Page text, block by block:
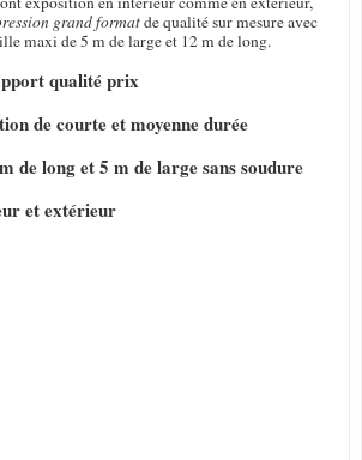
grand formatde qualité sur mesure avec
maxi de 5 m de large et 12 m de long.
qualité prix
de courte et moyenne durée
de long et 5 m de large sans soudure
et extérieur